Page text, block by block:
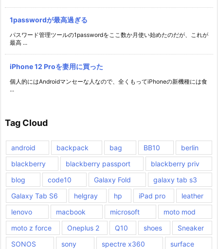
1passwordが最高過ぎる
パスワード管理ツールの1passwordをここ数か月使い始めたのだが、これが
最高 ...
iPhone 12 Proを妻用に買った
個人的にはAndroidマンセーな人なので、全くもってiPhoneの新機種には食
...
Tag Cloud
android backpack bag BB10
berlin
blackberry
blackberry passport
blackberry priv
blog
code10 Galaxy Fold
galaxy tab s3
Galaxy Tab S6
helgray hp iPad pro
leather
lenovo
macbook microsoft
moto mod
moto z force
Oneplus 2 Q10 shoes
Sneaker
SONOS
sony spectre x360
surface